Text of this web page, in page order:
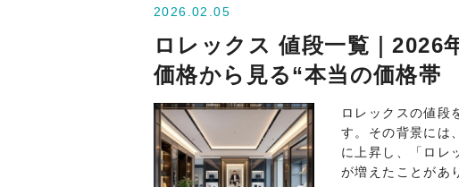
2026.02.05
ロレックス 値段一覧｜2026
価格から見る“本当の価格帯
ロレックスの値段
す。その背景には
に上昇し、「ロレ
が増えたことがあ